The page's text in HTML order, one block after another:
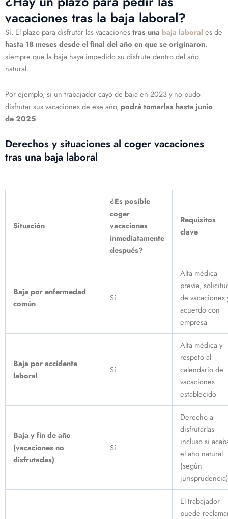
vacaciones tras la baja laboral?
Sí. El plazo para disfrutar las vacacionestras una baja laboral es de
hasta 18 meses desde el final del año en que se originaron,
siempre que la baja haya impedido su disfrute dentro del año
natural.
Por ejemplo, si un trabajador cayó de baja en 2023 y no pudo
disfrutar sus vacaciones de ese año, podrá tomarlas hasta junio
de 2025.
Derechos y situaciones al coger vacaciones
tras una baja laboral
Situación
¿Es posible
coger
vacaciones
inmediatamente
después?
Requisitos
clave
Baja por enfermedad
común
Sí
Alta médica
previa,
de vacaciones
acuerdo con
empresa
Baja por accidente
laboral
Sí
Alta médica y
respeto al
calendario de
vacaciones
establecido
Baja y fin de año
(vacaciones no
disfrutadas)
Sí
Derecho a
disfrutarlas
incluso si
el año natural
(según
jurisprudencia)
El trabajador
puede